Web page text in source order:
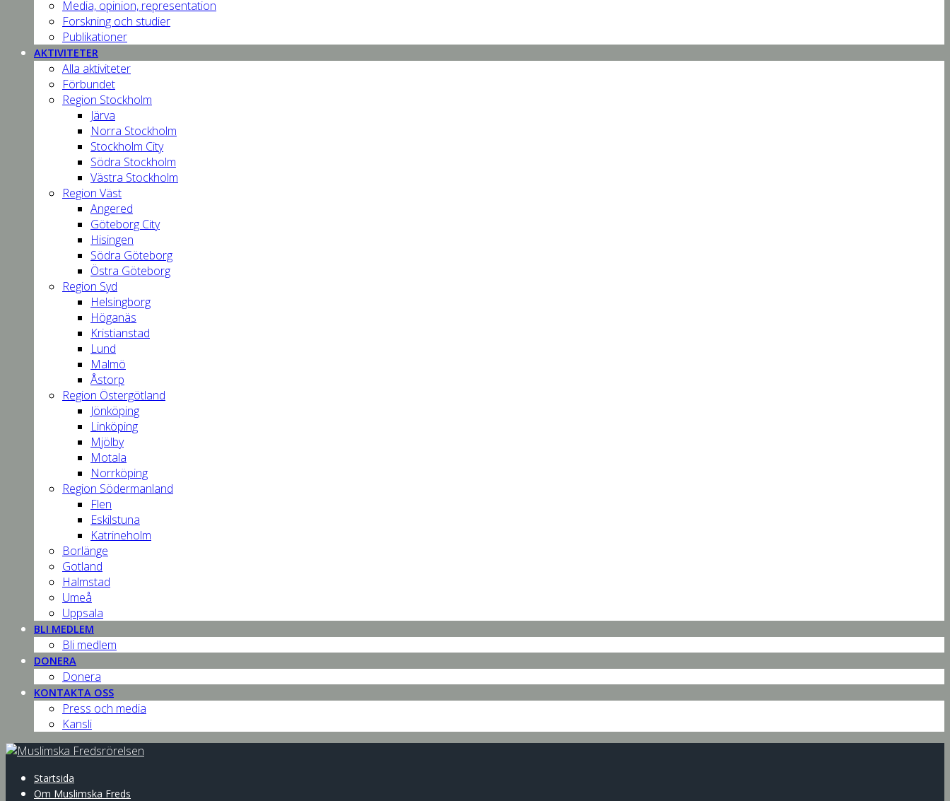
Media, opinion, representation
Forskning och studier
Publikationer
AKTIVITETER
Alla aktiviteter
Förbundet
Region Stockholm
Järva
Norra Stockholm
Stockholm City
Södra Stockholm
Västra Stockholm
Region Väst
Angered
Göteborg City
Hisingen
Södra Göteborg
Östra Göteborg
Region Syd
Helsingborg
Höganäs
Kristianstad
Lund
Malmö
Åstorp
Region Östergötland
Jönköping
Linköping
Mjölby
Motala
Norrköping
Region Södermanland
Flen
Eskilstuna
Katrineholm
Borlänge
Gotland
Halmstad
Umeå
Uppsala
BLI MEDLEM
Bli medlem
DONERA
Donera
KONTAKTA OSS
Press och media
Kansli
Startsida
Om Muslimska Freds